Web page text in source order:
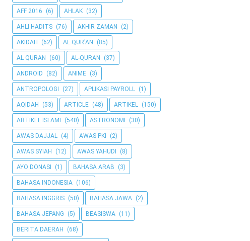
AFF 2016 (6) AHLAK (32)
AHLI HADITS (76) AKHIR ZAMAN (2)
AKIDAH (62) AL QUR'AN (85)
AL QURAN (60) AL-QURAN (37)
ANDROID (82) ANIME (3)
ANTROPOLOGI (27) APLIKASI PAYROLL (1)
AQIDAH (53) ARTICLE (48) ARTIKEL (150)
ARTIKEL ISLAMI (540) ASTRONOMI (30)
AWAS DAJJAL (4) AWAS PKI (2)
AWAS SYIAH (12) AWAS YAHUDI (8)
AYO DONASI (1) BAHASA ARAB (3)
BAHASA INDONESIA (106)
BAHASA INGGRIS (50) BAHASA JAWA (2)
BAHASA JEPANG (5) BEASISWA (11)
BERITA DAERAH (68)